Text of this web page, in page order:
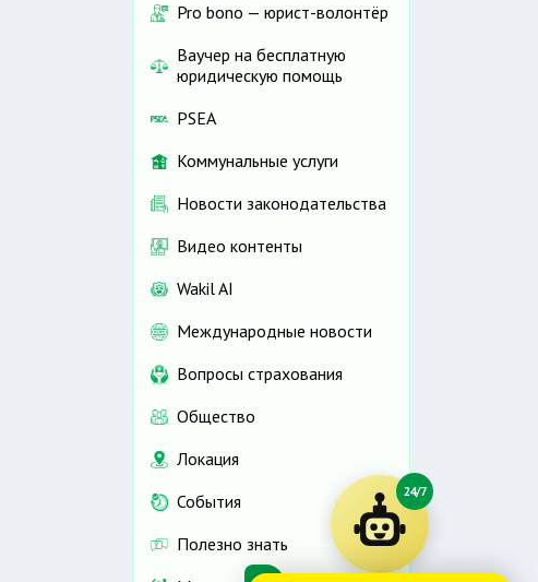
Pro bono — юрист-волонтёр
Ваучер на бесплатную
юридическую помощь
PSEA
Коммунальные услуги
Новости законодательства
Видео контенты
Wakil AI
Международные новости
Вопросы страхования
Общество
Локация
События
Полезно знать
24/7